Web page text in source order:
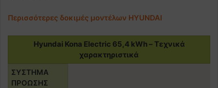
Περισσότερες δοκιμές μοντέλων HYUNDAI
Hyundai Kona Electric 65,4 kWh – Τεχνικά
χαρακτηριστικά
ΣΥΣΤΗΜΑ
ΠΡΟΩΣΗΣ